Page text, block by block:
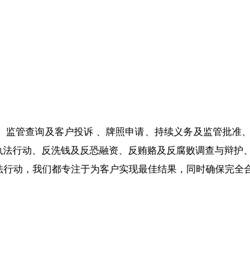
管查询及客户投诉 、牌照申请、持续义务及监管批准
行动、反洗钱及反恐融资、反贿赂及反腐败调查与辩护
动，我们都专注于为客户实现最佳结果，同时确保完